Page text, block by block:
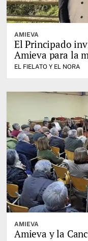
AMIEVA
El Principado
Amieva para la
EL FIELATO Y EL NORA
AMIEVA
Amieva y la